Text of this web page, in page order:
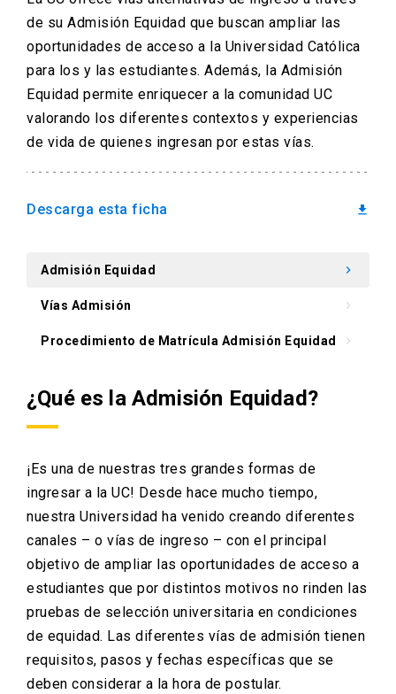
Información para
Admisión Postgrado
de su Admisión Equidad que buscan ampliar las
oportunidades de acceso a la Universidad Católica
para los y las estudiantes. Además, la Admisión
Equidad permite enriquecer a la comunidad UC
valorando los diferentes contextos y experiencias
de vida de quienes ingresan por estas vías.
Descarga esta ficha download
Admisión Equidad keyboard_arrow_right
Vías Admisión keyboard_arrow_right
Procedimiento de Matrícula Admisión Equidad keyboard_arrow_right
¿Qué es la Admisión Equidad?
¡Es una de nuestras tres grandes formas de
ingresar a la UC! Desde hace mucho tiempo,
nuestra Universidad ha venido creando diferentes
canales – o vías de ingreso – con el principal
objetivo de ampliar las oportunidades de acceso a
estudiantes que por distintos motivos no rinden las
pruebas de selección universitaria en condiciones
de equidad. Las diferentes vías de admisión tienen
requisitos, pasos y fechas específicas que se
deben considerar a la hora de postular.